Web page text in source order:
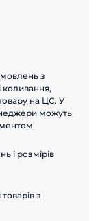
з
коливання,
на ЦС. У
можуть
і розмірів
з